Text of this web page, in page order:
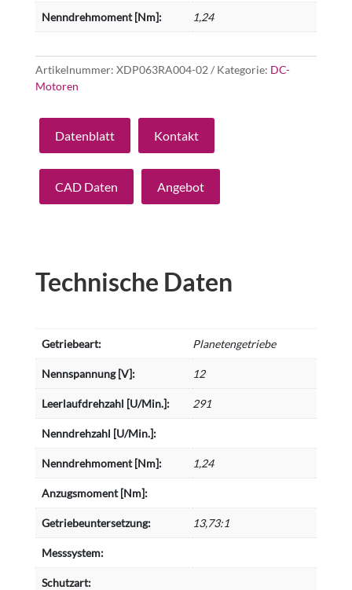
Nenndrehmoment [Nm]: 1,24
Artikelnummer: XDP063RA004-02 Kategorie: DC-
Motoren
Datenblatt Kontakt
CAD Daten Angebot
Technische Daten
Getriebeart: Planetengetriebe
Nennspannung [V]: 12
Leerlaufdrehzahl [U/Min.]: 291
Nenndrehzahl [U/Min.]:
Nenndrehmoment [Nm]: 1,24
Anzugsmoment [Nm]:
Getriebeuntersetzung: 13,73:1
Messsystem:
Schutzart: